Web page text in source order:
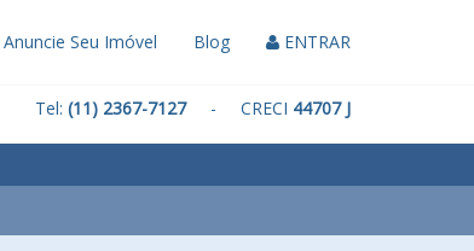
Anuncie Seu Imóvel Blog ENTRAR
Tel: (11) 2367-7127- CRECI 44707 J